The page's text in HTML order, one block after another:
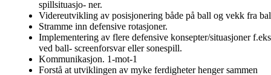
spillsituasjo- ner.
Videreutvikling av posisjonering både på ball og vekk fra
Stramme inn defensive rotasjoner.
Implementering av flere defensive konsepter/situasjoner
ved ball- screenforsvar eller sonespill.
Kommunikasjon. 1-mot-1
Forstå at utviklingen av myke ferdigheter henger sammen